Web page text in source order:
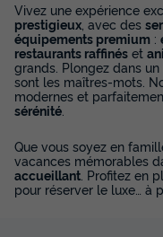
Vivez une expérience
prestigieux , avec des
équipements premium :
restaurants raffinés et
grands. Plongez dans
sont les maîtres-mots.
modernes et
sérénité
Que vous soyez en
vacances mémorables
accueillant . Profitez en
pour réserver le luxe… à